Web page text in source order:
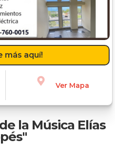
más aquí!
Ver Mapa
la Música Elías